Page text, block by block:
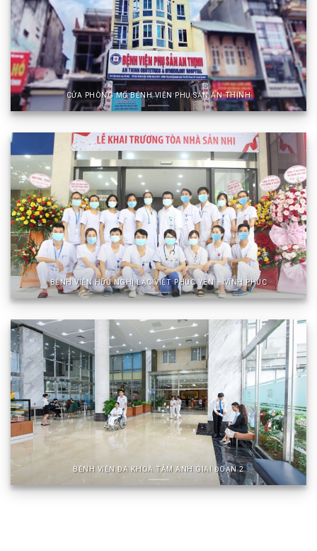
CỬA PHÒNG MỔ BỆNH VIỆN PHỤ SẢN AN THỊNH
BỆNH VIỆN HỮU NGHỊ LẠC VIỆT PHÚC YÊN – VĨNH PHÚC
BỆNH VIỆN ĐA KHOA TÂM ANH GIAI ĐOẠN 2